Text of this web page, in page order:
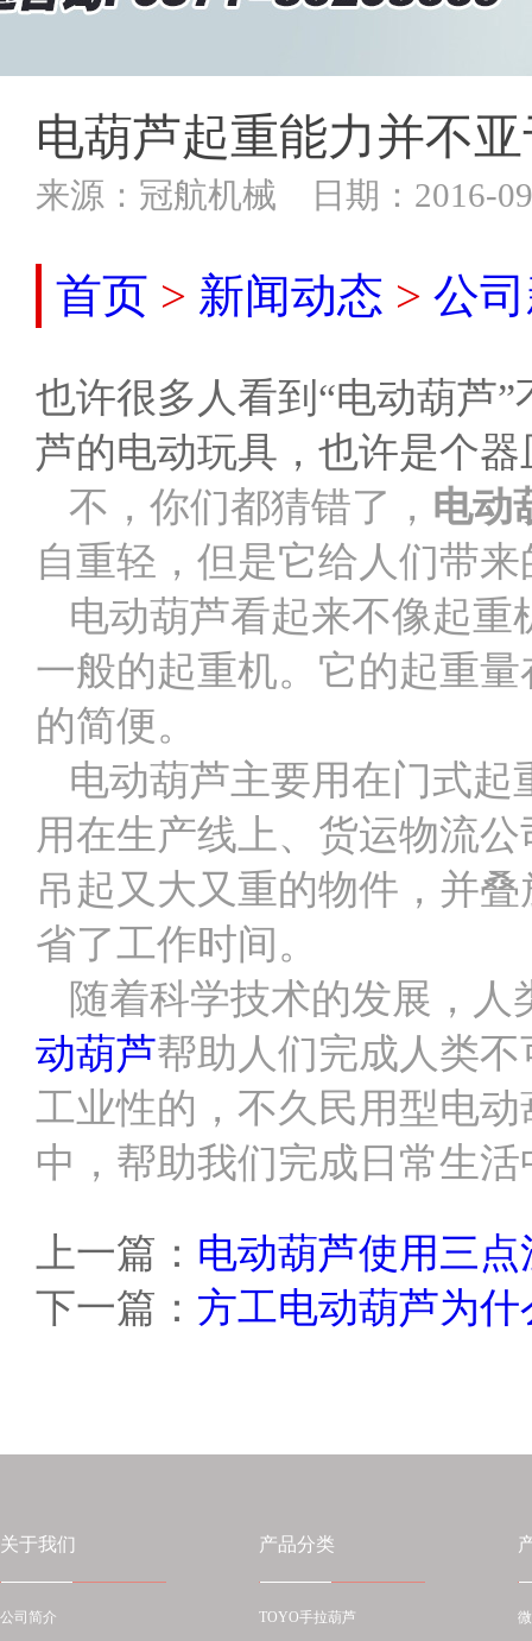
电葫芦起重能力并不
来源：冠航机械 日期：2016-
首页 > 新闻动态 > 公
也许很多人看到“电动葫芦
芦的电动玩具，也许是个
不，你们都猜错了， 电动
自重轻，但是它给人们带
电动葫芦看起来不像起
一般的起重机。它的起重
的简便。
电动葫芦主要用在门式
用在生产线上、货运物流
吊起又大又重的物件，并
省了工作时间。
随着科学技术的发展，
动葫芦帮助人们完成人类
工业性的，不久民用型电
中，帮助我们完成日常生
上一篇： 电动葫芦使用三
下一篇： 方工电动葫芦为
关于我们
公司简介
产品分类
TOYO手拉葫芦